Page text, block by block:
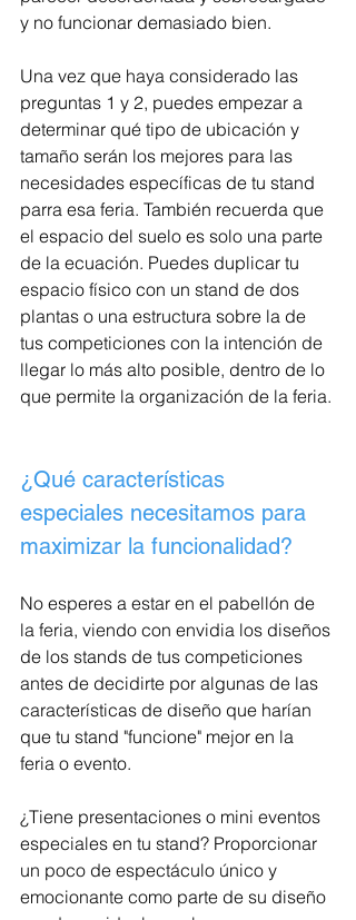
y no funcionar demasiado bien.
Una vez que haya considerado las
preguntas 1 y 2, puedes empezar a
determinar qué tipo de ubicación y
tamaño serán los mejores para las
necesidades específicas de tu stand
parra esa feria. También recuerda que
el espacio del suelo es solo una parte
de la ecuación. Puedes duplicar tu
espacio físico con un stand de dos
plantas o una estructura sobre la de
tus competiciones con la intención de
llegar lo más alto posible, dentro de lo
que permite la organización de la feria.
¿Qué características
especiales necesitamos para
maximizar la funcionalidad?
No esperes a estar en el pabellón de
la feria, viendo con envidia los diseños
de los stands de tus competiciones
antes de decidirte por algunas de las
características de diseño que harían
que tu stand "funcione" mejor en la
feria o evento.
¿Tiene presentaciones o mini eventos
especiales en tu stand? Proporcionar
un poco de espectáculo único y
emocionante como parte de su diseño